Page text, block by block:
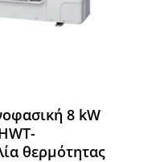
8 kW
θερμότητας